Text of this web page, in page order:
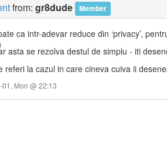
from: gr8dude Member
ca intr-adevar reduce din ‘privacy’,
asta se rezolva destul de simplu - iti
referi la cazul in care cineva cuiva ii
Mon @ 22:13